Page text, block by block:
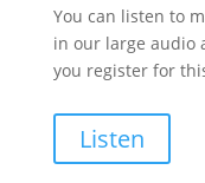
You can listen to
in our large audio
you register for
Listen